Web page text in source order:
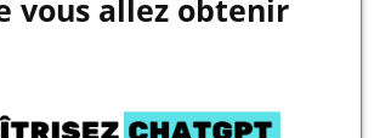
vous allez obtenir